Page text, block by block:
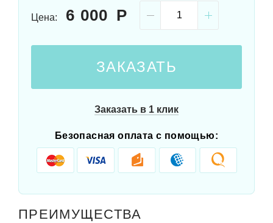
Цена: 6 000
ЗАКАЗАТЬ
Заказать в 1 клик
Безопасная оплата с помощью:
ПРЕИМУЩЕСТВА